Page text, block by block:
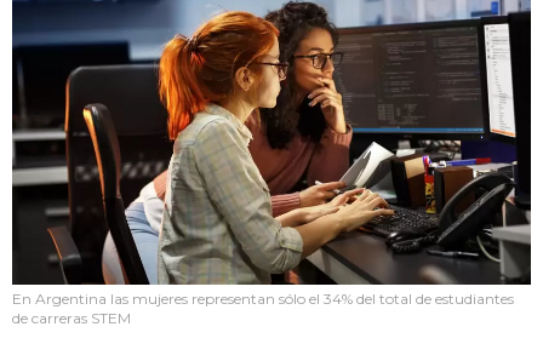
En Argentina las mujeres representan sólo el 34% del total de estudiantes
de carreras STEM